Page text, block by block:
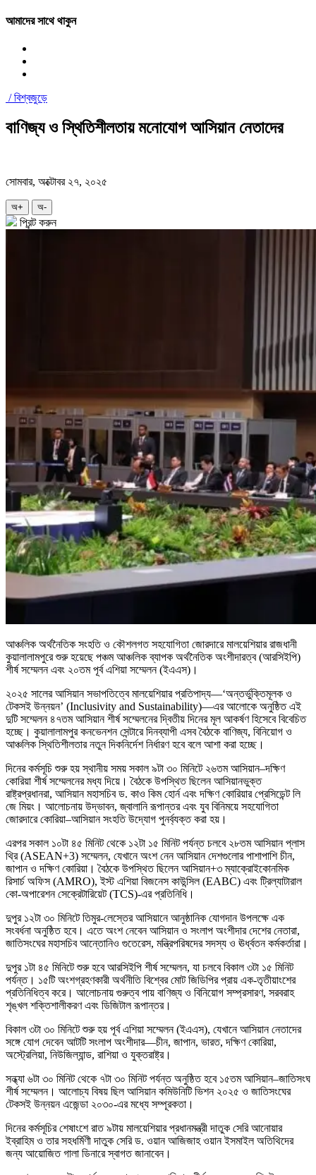
আমাদের সাথে থাকুন
/বিশ্বজুড়ে
বাণিজ্য ও স্থিতিশীলতায় মনোযোগ আসিয়ান নেতাদের
সোমবার, অক্টোবর ২৭, ২০২৫
অ+ অ-
প্রিন্ট করুন
আঞ্চলিক অর্থনৈতিক সংহতি ও কৌশলগত সহযোগিতা জোরদারে মালয়েশিয়ার রাজধানী
কুয়ালালামপুরে শুরু হয়েছে পঞ্চম আঞ্চলিক ব্যাপক অর্থনৈতিক অংশীদারত্ব (আরসিইপি)
শীর্ষ সম্মেলন এবং ২০তম পূর্ব এশিয়া সম্মেলন (ইএএস)।
২০২৫ সালের আসিয়ান সভাপতিত্বে মালয়েশিয়ার প্রতিপাদ্য—‘অন্তর্ভুক্তিমূলক ও
টেকসই উন্নয়ন’ (Inclusivity and Sustainability)—এর আলোকে অনুষ্ঠিত এই
দুটি সম্মেলন ৪৭তম আসিয়ান শীর্ষ সম্মেলনের দ্বিতীয় দিনের মূল আকর্ষণ হিসেবে বিবেচিত
হচ্ছে। কুয়ালালামপুর কনভেনশন সেন্টারে দিনব্যাপী এসব বৈঠকে বাণিজ্য, বিনিয়োগ ও
আঞ্চলিক স্থিতিশীলতার নতুন দিকনির্দেশ নির্ধারণ হবে বলে আশা করা হচ্ছে।
দিনের কর্মসূচি শুরু হয় স্থানীয় সময় সকাল ৯টা ৩০ মিনিটে ২৬তম আসিয়ান–দক্ষিণ
কোরিয়া শীর্ষ সম্মেলনের মধ্য দিয়ে। বৈঠকে উপস্থিত ছিলেন আসিয়ানভুক্ত
রাষ্ট্রপ্রধানরা, আসিয়ান মহাসচিব ড. কাও কিম হোর্ন এবং দক্ষিণ কোরিয়ার প্রেসিডেন্ট লি
জে মিয়ং। আলোচনায় উদ্ভাবন, জ্বালানি রূপান্তর এবং যুব বিনিময়ে সহযোগিতা
জোরদারে কোরিয়া–আসিয়ান সংহতি উদ্যোগ পুনর্ব্যক্ত করা হয়।
এরপর সকাল ১০টা ৪৫ মিনিট থেকে ১২টা ১৫ মিনিট পর্যন্ত চলবে ২৮তম আসিয়ান প্লাস
থ্রি (ASEAN+3) সম্মেলন, যেখানে অংশ নেন আসিয়ান দেশগুলোর পাশাপাশি চীন,
জাপান ও দক্ষিণ কোরিয়া। বৈঠকে উপস্থিত ছিলেন আসিয়ান+৩ ম্যাক্রোইকোনমিক
রিসার্চ অফিস (AMRO), ইস্ট এশিয়া বিজনেস কাউন্সিল (EABC) এবং ট্রিল্যাটারাল
কো-অপারেশন সেক্রেটারিয়েট (TCS)-এর প্রতিনিধি।
দুপুর ১২টা ৩০ মিনিটে তিমুর-লেস্তের আসিয়ানে আনুষ্ঠানিক যোগদান উপলক্ষে এক
সংবর্ধনা অনুষ্ঠিত হবে। এতে অংশ নেবেন আসিয়ান ও সংলাপ অংশীদার দেশের নেতারা,
জাতিসংঘের মহাসচিব আন্তোনিও গুতেরেস, মন্ত্রিপরিষদের সদস্য ও ঊর্ধ্বতন কর্মকর্তারা।
দুপুর ১টা ৪৫ মিনিটে শুরু হবে আরসিইপি শীর্ষ সম্মেলন, যা চলবে বিকাল ৩টা ১৫ মিনিট
পর্যন্ত। ১৫টি অংশগ্রহণকারী অর্থনীতি বিশ্বের মোট জিডিপির প্রায় এক-তৃতীয়াংশের
প্রতিনিধিত্ব করে। আলোচনায় গুরুত্ব পায় বাণিজ্য ও বিনিয়োগ সম্প্রসারণ, সরবরাহ
শৃঙ্খল শক্তিশালীকরণ এবং ডিজিটাল রূপান্তর।
বিকাল ৩টা ৩০ মিনিটে শুরু হয় পূর্ব এশিয়া সম্মেলন (ইএএস), যেখানে আসিয়ান নেতাদের
সঙ্গে যোগ দেবেন আটটি সংলাপ অংশীদার—চীন, জাপান, ভারত, দক্ষিণ কোরিয়া,
অস্ট্রেলিয়া, নিউজিল্যান্ড, রাশিয়া ও যুক্তরাষ্ট্র।
সন্ধ্যা ৬টা ৩০ মিনিট থেকে ৭টা ৩০ মিনিট পর্যন্ত অনুষ্ঠিত হবে ১৫তম আসিয়ান–জাতিসংঘ
শীর্ষ সম্মেলন। আলোচ্য বিষয় ছিল আসিয়ান কমিউনিটি ভিশন ২০২৫ ও জাতিসংঘের
টেকসই উন্নয়ন এজেন্ডা ২০৩০-এর মধ্যে সম্পূরকতা।
দিনের কর্মসূচির শেষাংশে রাত ৯টায় মালয়েশিয়ার প্রধানমন্ত্রী দাতুক সেরি আনোয়ার
ইব্রাহিম ও তার সহধর্মিণী দাতুক সেরি ড. ওয়ান আজিজাহ ওয়ান ইসমাইল অতিথিদের
জন্য আয়োজিত গালা ডিনারে স্বাগত জানাবেন।